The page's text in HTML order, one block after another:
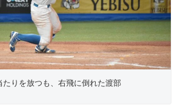
たりを放つも、右飛に倒れた渡部